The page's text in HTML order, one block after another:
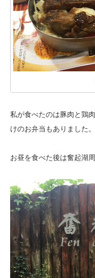
私が食べたのは豚肉と鶏
けのお弁当もありました。
お昼を食べた後は奮起湖